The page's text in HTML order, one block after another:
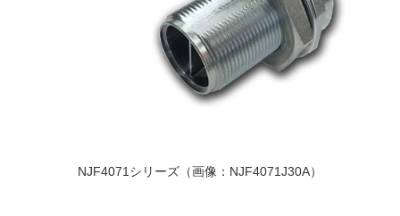
NJF4071シリーズ（画像：NJF4071J30A）